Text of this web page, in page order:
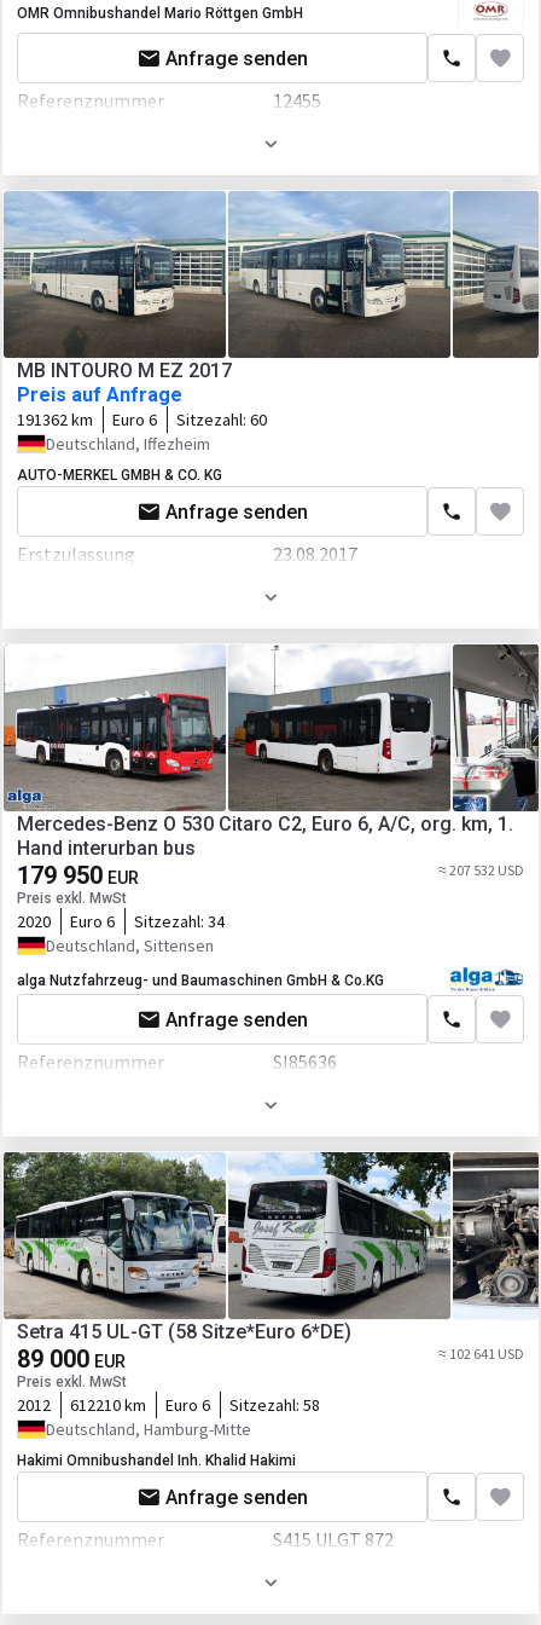
Leistung
354 P.S.
Automatikgetriebe
Fahrgestell/Federung
ESP - Fahrdynamikregelung
Kabine
Nebelscheinwerfer
El.Spiegel
Klimaanlage
Heizung
Tempomat
OMR Omnibushandel Mario Röttgen GmbH
Anfrage senden
Referenznummer
12455
29.12.1998
Gesamtgewicht
11240 kg
Länge
12000 mm
Breite
3250 mm
Höhe
2500 mm
Farbe
Weiß
Motor/Antrieb
Kraftstoffart
Hubraum
11967 ccm
250 P.S.
ABS
Kabine
Хenon Licht
Heizung
Radio
MB INTOURO M EZ 2017
Preis auf Anfrage
191362 km Euro 6 Sitzezahl: 60
Deutschland, Iffezheim
AUTO-MERKEL GMBH & CO. KG
Anfrage senden
Erstzulassung 23.08.2017
Leistung
299 P.S.
Mercedes-Benz
Transmission
ZF Ecolife
Retarder/Intarder
ASR
Fahrgestell/Federung
ABS
Kabine
Klimaanlage
Sicherheitsgurt
Lautsprecher
Mercedes-Benz O 530 Citaro C2, Euro 6, A/C, org. km, 1.
Hand interurban bus
179 950 EUR
Preis exkl. MwSt
≈ 207 532 USD
2020 Euro 6 Sitzezahl: 34
Deutschland, Sittensen
alga Nutzfahrzeug- und Baumaschinen GmbH & Co.KG
Anfrage senden
Referenznummer
SI85636
Weiß
Motor/Antrieb
Leistung
299 P.S.
Getriebe
Automatikgetriebe
Transmission
Automatikgetriebe
Fahrgestell/Federung
ABS
Kabine
Klimaanlage
Setra 415 UL-GT (58 Sitze*Euro 6*DE)
89 000 EUR
Preis exkl. MwSt
≈ 102 641 USD
2012 612210 km Euro 6 Sitzezahl: 58
Deutschland, Hamburg-Mitte
Hakimi Omnibushandel Inh. Khalid Hakimi
Anfrage senden
Referenznummer
S415 ULGT 872
01.10.2012